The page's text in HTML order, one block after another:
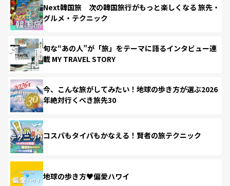
Next韓国旅 次の韓国旅行がもっと楽しくなる 旅先・
グルメ・テクニック
旬な“あの人”が「旅」をテーマに語るインタビュー連
載 MY TRAVEL STORY
今、こんな旅がしてみたい！地球の歩き方が選ぶ2026
年絶対行くべき旅先30
コスパもタイパもかなえる！賢者の旅テクニック
地球の歩き方♥偏愛ハワイ